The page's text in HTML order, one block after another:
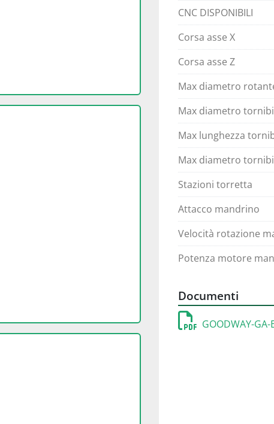
CNC DISPONIBILI
Corsa asse X
Corsa asse Z
Max diametro
Max diametro
Max lunghezza
Max diametro
Stazioni torretta
Attacco mandrino
Velocità rotazione
Potenza motore
Documenti
GOODWAY-